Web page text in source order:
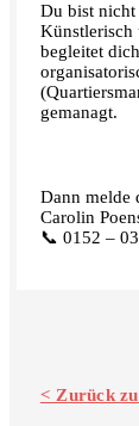
Du bist nicht
Künstlerisch
begleitet
gemanagt.
Dann melde
Carolin
📞 0152 –
< Zurück